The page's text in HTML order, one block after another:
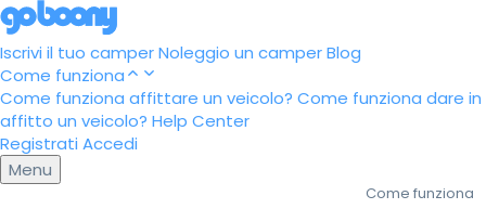
Iscrivi il tuo camperNoleggio un camperBlog
Come funziona
Come funziona affittare un veicolo? Come funziona dare in
affitto un veicolo? Help Center
Registrati Accedi
Menu
Come funziona